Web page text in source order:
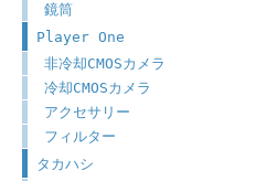
鏡筒
Player One
非冷却CMOSカメラ
冷却CMOSカメラ
アクセサリー
フィルター
タカハシ